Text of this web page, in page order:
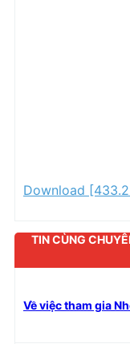
Download
TIN CÙNG
Về việc tham gia